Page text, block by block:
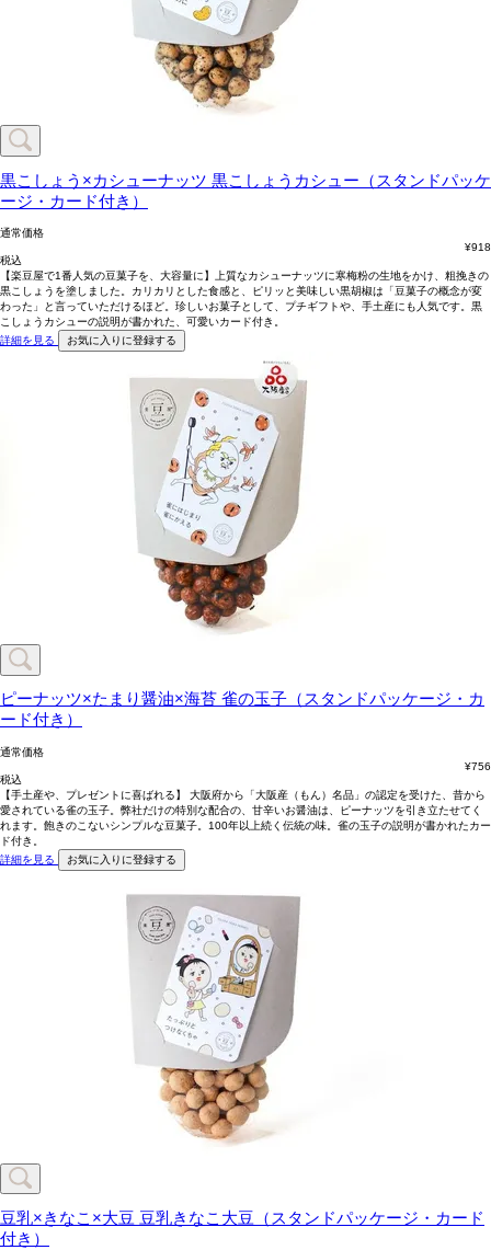
黒こしょう×カシューナッツ 黒こしょうカシュー（スタンドパッケ
ージ・カード付き）
通常価格
¥918
税込
【楽豆屋で1番人気の豆菓子を、大容量に】上質なカシューナッツに寒梅粉の生地をかけ、粗挽きの
黒こしょうを塗しました。カリカリとした食感と、ピリッと美味しい黒胡椒は「豆菓子の概念が変
わった」と言っていただけるほど。珍しいお菓子として、プチギフトや、手土産にも人気です。黒
こしょうカシューの説明が書かれた、可愛いカード付き。
詳細を見る
お気に入りに登録する
ピーナッツ×たまり醤油×海苔 雀の玉子（スタンドパッケージ・カ
ード付き）
通常価格
¥756
税込
【手土産や、プレゼントに喜ばれる】 大阪府から「大阪産（もん）名品」の認定を受けた、昔から
愛されている雀の玉子。弊社だけの特別な配合の、甘辛いお醤油は、ピーナッツを引き立たせてく
れます。飽きのこないシンプルな豆菓子。100年以上続く伝統の味。雀の玉子の説明が書かれたカー
ド付き。
詳細を見る
お気に入りに登録する
豆乳×きなこ×大豆 豆乳きなこ大豆（スタンドパッケージ・カード
付き）